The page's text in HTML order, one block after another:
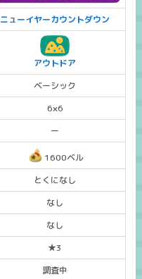
ニューイヤーカウントダウン
アウトドア
ベーシック
6×6
ー
1600ベル
とくになし
なし
なし
★3
調査中